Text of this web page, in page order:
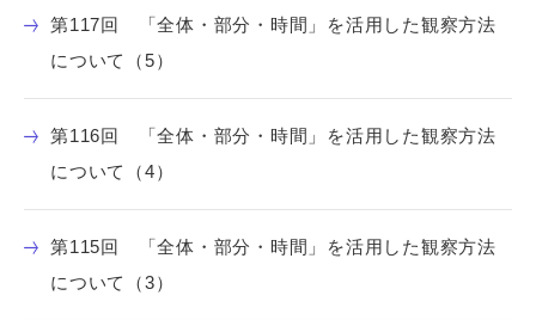
第117回 「全体・部分・時間」を活用した観察方法
について（5）
第116回 「全体・部分・時間」を活用した観察方法
について（4）
第115回 「全体・部分・時間」を活用した観察方法
について（3）